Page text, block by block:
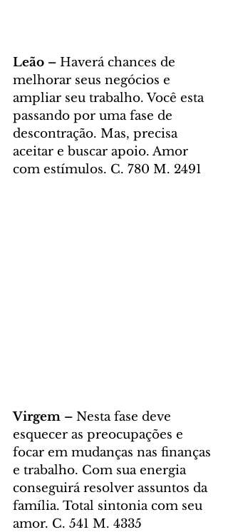
Leão – Haverá chances de
melhorar seus negócios e
ampliar seu trabalho. Você esta
passando por uma fase de
descontração. Mas, precisa
aceitar e buscar apoio. Amor
com estímulos. C. 780 M. 2491
Virgem – Nesta fase deve
esquecer as preocupações e
focar em mudanças nas finanças
e trabalho. Com sua energia
conseguirá resolver assuntos da
família. Total sintonia com seu
amor. C. 541 M. 4335